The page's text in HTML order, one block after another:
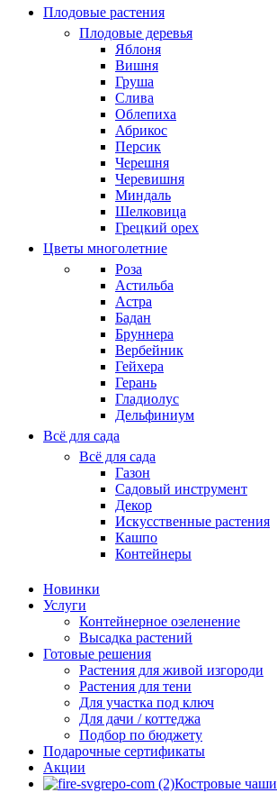
Плодовые растения
Плодовые деревья
Яблоня
Вишня
Груша
Слива
Облепиха
Абрикос
Персик
Черешня
Черевишня
Миндаль
Шелковица
Грецкий орех
Цветы многолетние
Роза
Астильба
Астра
Бадан
Бруннера
Вербейник
Гейхера
Герань
Гладиолус
Дельфиниум
Всё для сада
Всё для сада
Газон
Садовый инструмент
Декор
Искусственные растения
Кашпо
Контейнеры
Новинки
Услуги
Контейнерное озеленение
Высадка растений
Готовые решения
Растения для живой изгороди
Растения для тени
Для участка под ключ
Для дачи / коттеджа
Подбор по бюджету
Подарочные сертификаты
Акции
Костровые чаши